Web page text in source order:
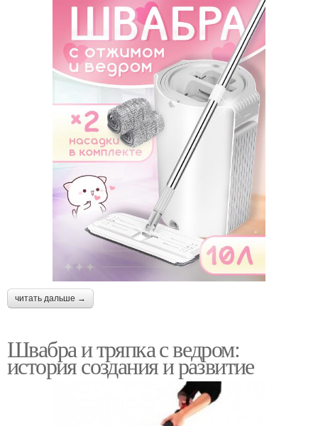
читать дальше →
Швабра и тряпка с ведром:
история создания и развитие